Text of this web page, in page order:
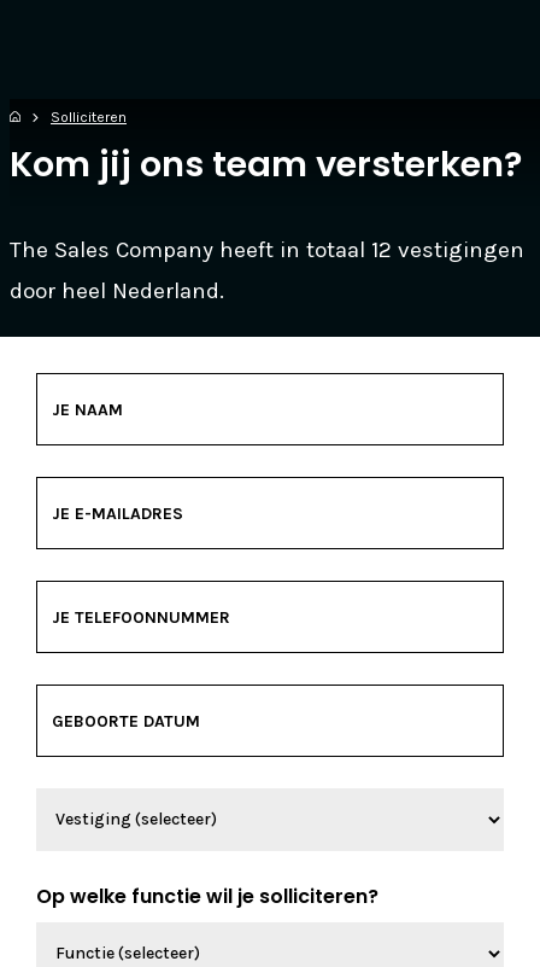
Solliciteren
Kom jij ons team versterken?
The Sales Company heeft in totaal 12 vestigingen
door heel Nederland.
Op welke functie wil je solliciteren?